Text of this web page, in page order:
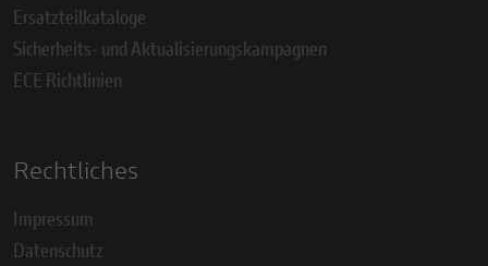
Ersatzteilkataloge
Sicherheits- und Aktualisierungskampagnen
ECE Richtlinien
Rechtliches
Impressum
Datenschutz